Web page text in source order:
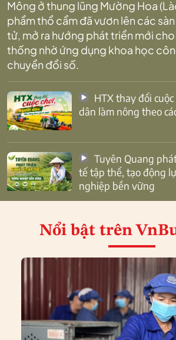
Mông ở thung lũng Mường Hoa
phẩm thổ cẩm đã vươn lên các
tử, mở ra hướng phát triển mới
thống nhờ ứng dụng khoa học
chuyển đổi số.
dân làm nông theo
tế tập thể, tạo động
nghiệp bền vững
Nổi bật trên